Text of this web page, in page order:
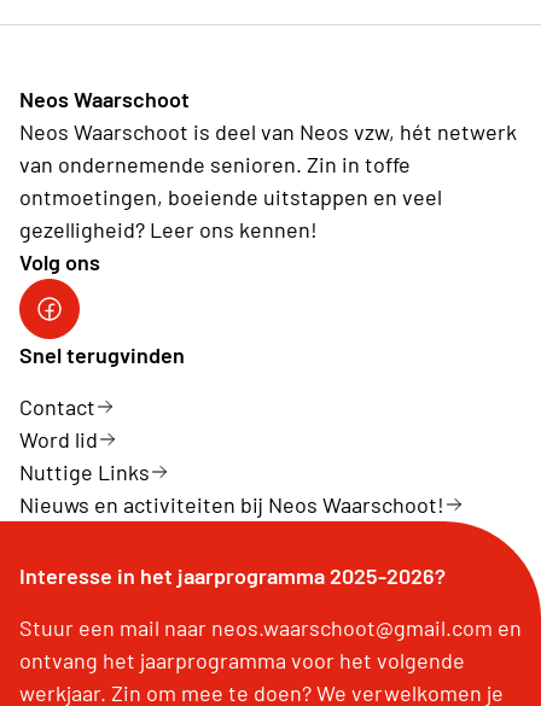
Neos Waarschoot
Neos Waarschoot is deel van Neos vzw, hét netwerk
van ondernemende senioren. Zin in toffe
ontmoetingen, boeiende uitstappen en veel
gezelligheid? Leer ons kennen!
Volg ons
Facebook Waarschoot
Snel terugvinden
Contact
Word lid
Nuttige Links
Nieuws en activiteiten bij Neos Waarschoot!
Interesse in het jaarprogramma 2025-2026?
Stuur een mail naar neos.waarschoot@gmail.com en
ontvang het jaarprogramma voor het volgende
werkjaar. Zin om mee te doen? We verwelkomen je